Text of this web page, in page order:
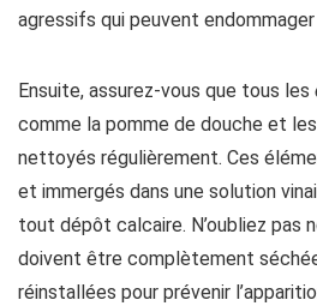
agressifs qui peuvent
Ensuite, assurez-vous que tous les
comme la pomme de douche et
nettoyés régulièrement. Ces
et immergés dans une solution
tout dépôt calcaire. N’oubliez pas
doivent être complètement
réinstallées pour prévenir